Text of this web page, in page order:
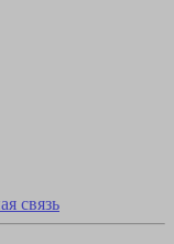
связь